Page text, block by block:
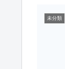
未分類